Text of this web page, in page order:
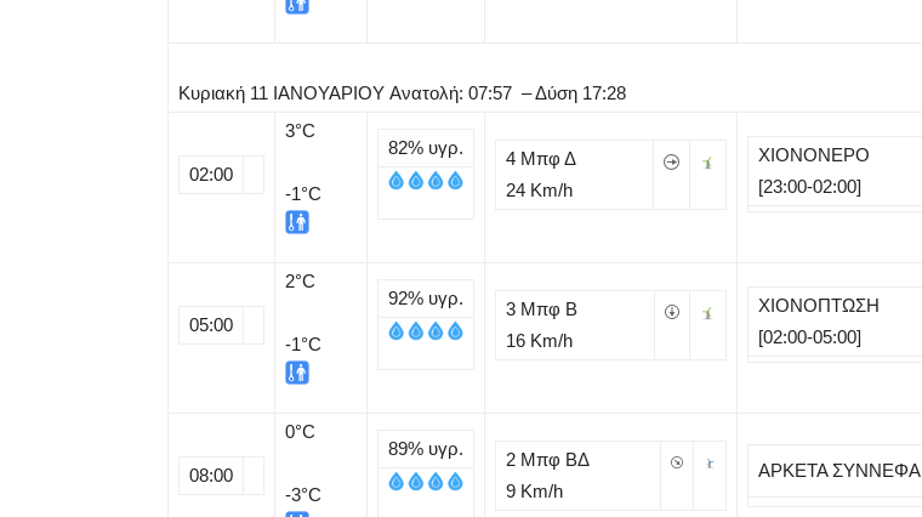
Κυριακή 11 ΙΑΝΟΥΑΡΙΟΥ Ανατολή: 07:57 – Δύση 17:28
02:00
3°C
-1°C
82% υγρ.
4 Μπφ Δ
24 Km/h
ΧΙΟΝΟΝΕΡΟ
[23:00-02:00]
05:00
2°C
-1°C
92% υγρ.
3 Μπφ B
16 Km/h
ΧΙΟΝΟΠΤΩΣΗ
[02:00-05:00]
08:00
0°C
-3°C
89% υγρ.
2 Μπφ ΒΔ
9 Km/h
ΑΡΚΕΤΑ ΣΥΝΝΕΦΑ